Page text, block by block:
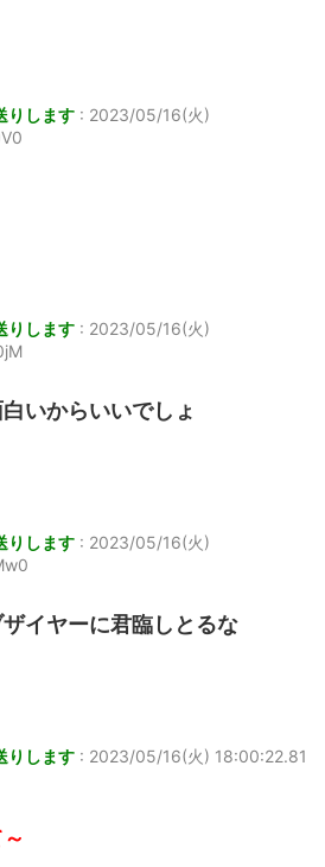
りします : 2023/05/16(火)
りします : 2023/05/16(火)
いからいいでしょ
りします : 2023/05/16(火)
イヤーに君臨しとるな
りします : 2023/05/16(火) 18:00:22.81